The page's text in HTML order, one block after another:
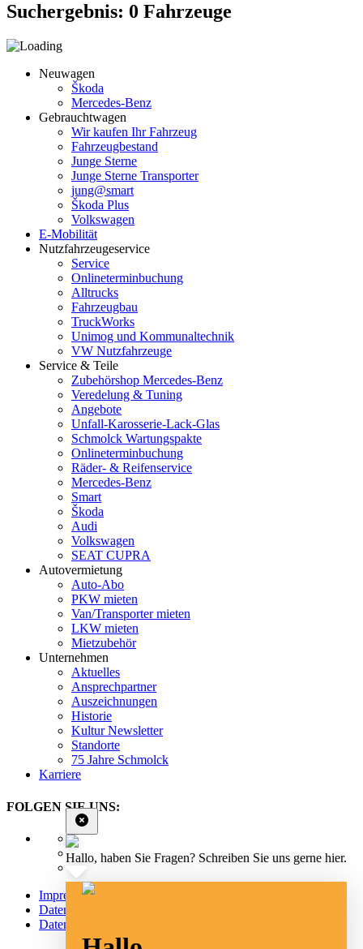
Suchergebnis: 0 Fahrzeuge
Neuwagen
Škoda
Mercedes-Benz
Gebrauchtwagen
Wir kaufen Ihr Fahrzeug
Fahrzeugbestand
Junge Sterne
Junge Sterne Transporter
jung@smart
Škoda Plus
Volkswagen
E-Mobilität
Nutzfahrzeugeservice
Service
Onlineterminbuchung
Alltrucks
Fahrzeugbau
TruckWorks
Unimog und Kommunaltechnik
VW Nutzfahrzeuge
Service & Teile
Zubehörshop Mercedes-Benz
Veredelung & Tuning
Angebote
Unfall-Karosserie-Lack-Glas
Schmolck Wartungspakte
Onlineterminbuchung
Räder- & Reifenservice
Mercedes-Benz
Smart
Škoda
Audi
Volkswagen
SEAT CUPRA
Autovermietung
Auto-Abo
PKW mieten
Van/Transporter mieten
LKW mieten
Mietzubehör
Unternehmen
Aktuelles
Ansprechpartner
Auszeichnungen
Historie
Kultur Newsletter
Standorte
75 Jahre Schmolck
Karriere
FOLGEN SIE UNS:
Impressum
Datenschutz
Datenschutz Social Media
Hallo, haben Sie Fragen? Schreiben Sie uns gerne hier.